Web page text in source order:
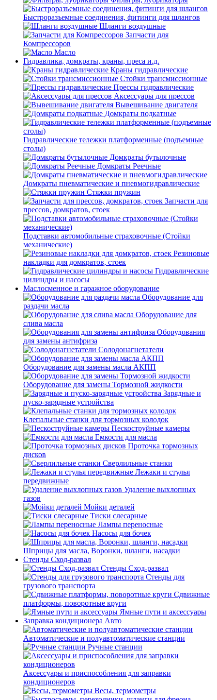
Быстроразъемные соединения, фитинги для шлангов
Шланги воздушные
Запчасти для
Компрессоров
Масло
Гидравлика, домкраты, краны, преса и.д.
Краны гидравлические
Стойки трансмиссионные
Прессы гидравлические
Аксессуары для прессов
Вывешивание двигателя
Домкраты подкатные
Гидравлические тележки платформенные (подъемные
столы)
Домкраты бутылочные
Домкраты Реечные
Домкраты пневматические и пневмогидравлические
Стяжки пружин
Запчасти для
прессов, домкратов, стоек
Подставки автомобильные страховочные (Стойки
механические)
Резиновые
накладки для домкратов, стоек
Гидравлические
цилиндры и насосы
Маслосменное и гаражное оборудование
Оборудование для
раздачи масла
Оборудование для
слива масла
Оборудования
для замены антифриза
Солодонагнетатели
Оборудование для замены масла АКПП
Оборудование для замены Тормозной жидкости
Зарядные и
пуско-зарядные устройства
Клепальные станки для тормозных колодок
Пескоструйные камеры
Емкости для масла
Проточка тормозных
дисков
Сверлильные станки
Лежаки и стулья
передвижные
Удаление выхлопных
газов
Мойки деталей
Тиски слесарные
Лампы переносные
Насосы для бочек
Шприцы для масла, Воронки, шланги, насадки
Стенды Сход-развал
Стенды Сход-развал
Стенды для
грузового транспорта
Сдвижные
платформы, поворотные круги
Ямные пути и аксессуары
Заправка кондиционера Авто
Автоматические и полуавтоматические станции
Ручные станции
Аксессуары и приспособления для заправки
кондиционеров
Весы, термометры